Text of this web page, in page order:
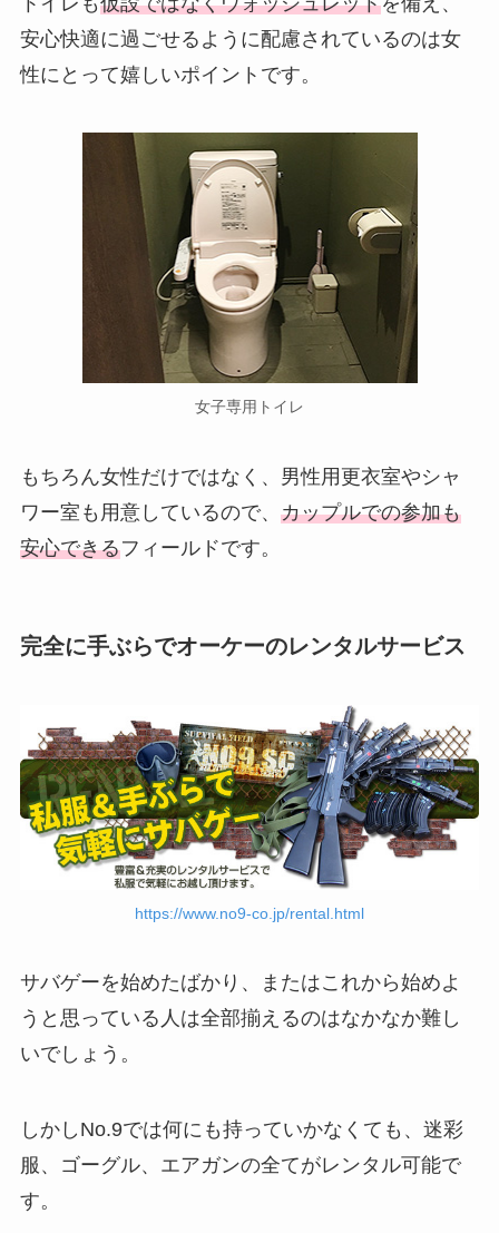
安心快適に過ごせるように配慮されているのは女
性にとって嬉しいポイントです。
女子専用トイレ
もちろん女性だけではなく、男性用更衣室やシャ
ワー室も用意しているので、 カップルでの参加も
安心できるフィールドです。
完全に手ぶらでオーケーのレンタルサービス
https://www.no9-co.jp/rental.html
サバゲーを始めたばかり、またはこれから始めよ
うと思っている人は全部揃えるのはなかなか難し
いでしょう。
しかしNo.9では何にも持っていかなくても、迷彩
服、ゴーグル、エアガンの全てがレンタル可能で
す。